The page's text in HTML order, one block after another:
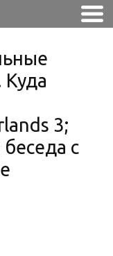
3;
с